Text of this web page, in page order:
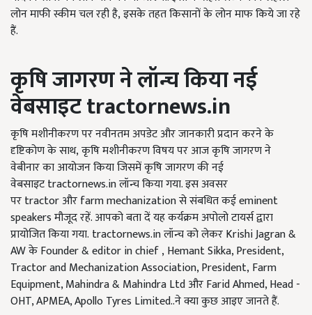
लोन माफी स्कीम चल रही है, इसके तहत किसानों के लोन माफ किये जा रहे
हैं.
कृषि जागरण ने लॉन्च किया नई
वेबसाइटtractornews.in
कृषि मशीनीकरण पर नवीनतम अपडेट और जानकारी प्रदान करने के
दृष्टिकोण के साथ, कृषि मशीनीकरण विषय पर आज कृषि जागरण ने
वेबीनार का आयोजन किया जिसमें कृषि जागरण की नई
वेबसाइट tractornews.in लॉन्च किया गया. इस अवसर
पर tractor और farm mechanization से संबधित कई eminent
speakers मौजूद रहें. आपको बता दें यह कर्यक्रम अपोलो टायर्स द्वारा
प्रायोजित किया गया. tractornews.in लॉन्च को लेकर Krishi Jagran &
AW के Founder & editor in chief , Hemant Sikka, President,
Tractor and Mechanization Association, President, Farm
Equipment, Mahindra & Mahindra LtdऔरFarid Ahmed, Head -
OHT, APMEA, Apollo Tyres Limited..ने क्या कुछ आइए जानते हैं.